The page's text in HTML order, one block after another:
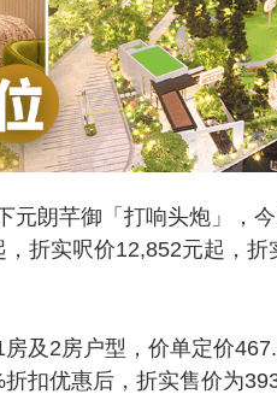
元朗芊御「打响头炮」，
折实呎价12,852元起，折
及2房户型，价单定价
扣优惠后，折实售价为